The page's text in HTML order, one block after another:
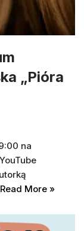
„Pióra
na
Read More »